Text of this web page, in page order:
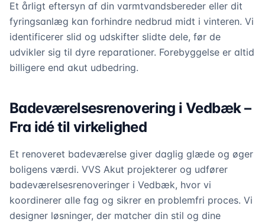
Et årligt eftersyn af din varmtvandsbereder eller dit
fyringsanlæg kan forhindre nedbrud midt i vinteren. Vi
identificerer slid og udskifter slidte dele, før de
udvikler sig til dyre reparationer. Forebyggelse er altid
billigere end akut udbedring.
Badeværelsesrenovering i Vedbæk –
Fra idé til virkelighed
Et renoveret badeværelse giver daglig glæde og øger
boligens værdi. VVS Akut projekterer og udfører
badeværelsesrenoveringer i Vedbæk, hvor vi
koordinerer alle fag og sikrer en problemfri proces. Vi
designer løsninger, der matcher din stil og dine